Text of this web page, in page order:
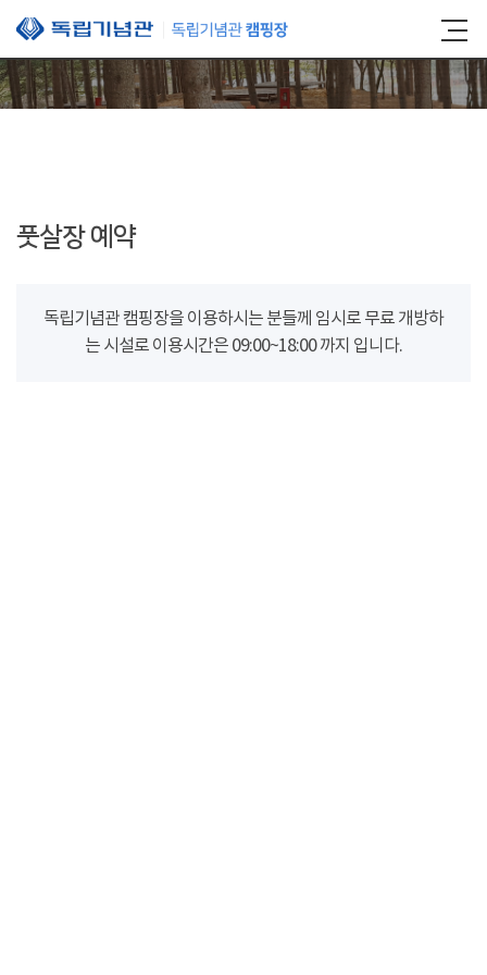
본문 바로가기
풋살장 예약
독립기념관 캠핑장을 이용하시는 분들께 임시로 무료 개방하
는 시설로 이용시간은 09:00~18:00 까지 입니다.